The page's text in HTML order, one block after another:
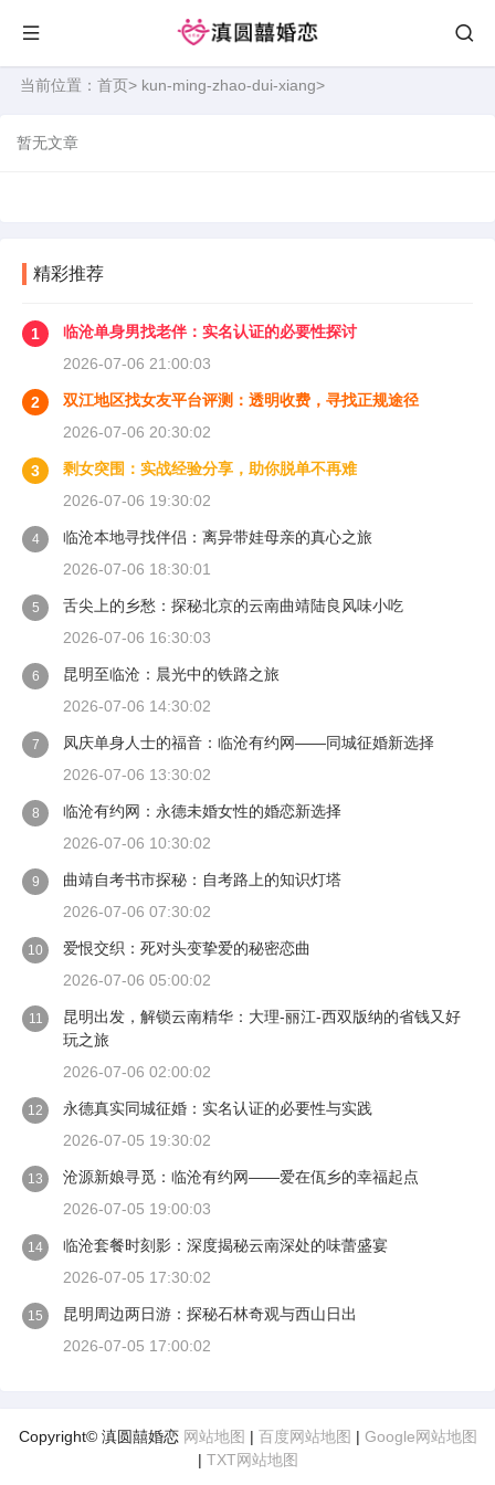
当前位置： 首页> kun-ming-zhao-dui-xiang>
暂无文章
精彩推荐
1
临沧单身男找老伴：实名认证的必要性探讨
2026-07-06 21:00:03
2
双江地区找女友平台评测：透明收费，寻找正规途径
2026-07-06 20:30:02
3
剩女突围：实战经验分享，助你脱单不再难
2026-07-06 19:30:02
4
临沧本地寻找伴侣：离异带娃母亲的真心之旅
2026-07-06 18:30:01
5
舌尖上的乡愁：探秘北京的云南曲靖陆良风味小吃
2026-07-06 16:30:03
6
昆明至临沧：晨光中的铁路之旅
2026-07-06 14:30:02
7
凤庆单身人士的福音：临沧有约网——同城征婚新选择
2026-07-06 13:30:02
8
临沧有约网：永德未婚女性的婚恋新选择
2026-07-06 10:30:02
9
曲靖自考书市探秘：自考路上的知识灯塔
2026-07-06 07:30:02
10
爱恨交织：死对头变挚爱的秘密恋曲
2026-07-06 05:00:02
11
昆明出发，解锁云南精华：大理-丽江-西双版纳的省钱又好
玩之旅
2026-07-06 02:00:02
12
永德真实同城征婚：实名认证的必要性与实践
2026-07-05 19:30:02
13
沧源新娘寻觅：临沧有约网——爱在佤乡的幸福起点
2026-07-05 19:00:03
14
临沧套餐时刻影：深度揭秘云南深处的味蕾盛宴
2026-07-05 17:30:02
15
昆明周边两日游：探秘石林奇观与西山日出
2026-07-05 17:00:02
Copyright© 滇圆囍婚恋 网站地图 | 百度网站地图 | Google网站地图
| TXT网站地图